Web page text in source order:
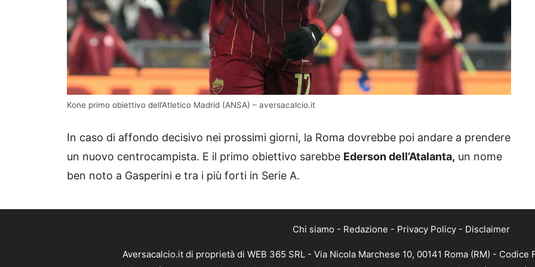
Kone primo obiettivo dell’Atletico Madrid (ANSA) – aversacalcio.it
In caso di affondo decisivo nei prossimi giorni, la Roma dovrebbe poi andare a prendere
un nuovo centrocampista. E il primo obiettivo sarebbe Ederson dell’Atalanta, un nome
ben noto a Gasperini e tra i più forti in Serie A.
Chi siamo - Redazione - Privacy Policy - Disclaimer
Aversacalcio.it di proprietà di WEB 365 SRL - Via Nicola Marchese 10, 00141 Roma (RM) - Codice